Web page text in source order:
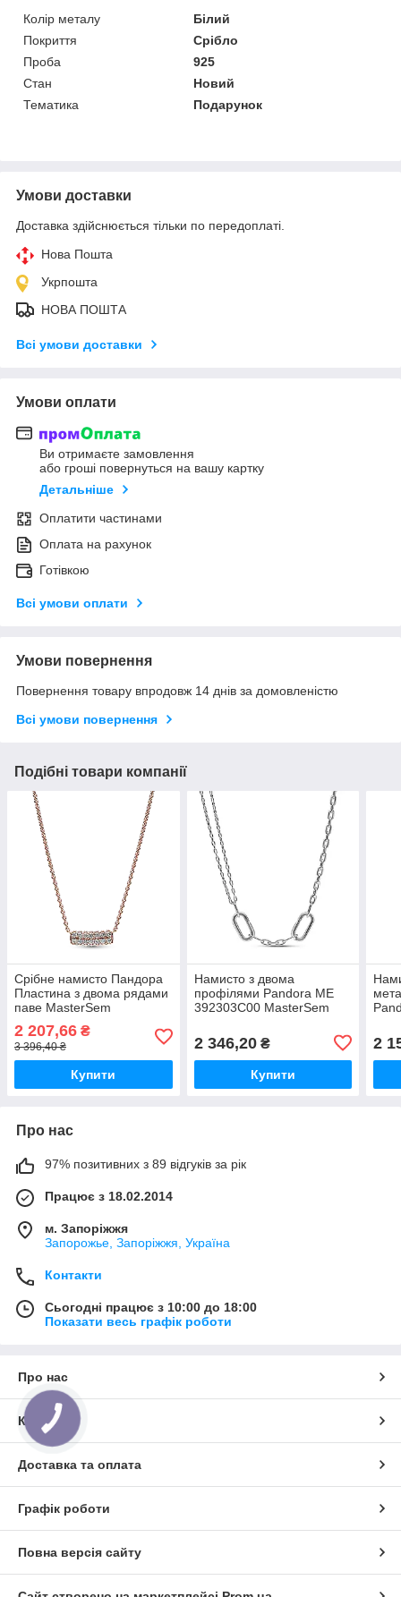
Колір металу
Білий
Покриття
Срібло
Проба
925
Стан
Новий
Тематика
Подарунок
Умови доставки
Доставка здійснюється тільки по передоплаті.
Нова Пошта
Укрпошта
НОВА ПОШТА
Всі умови доставки
Умови оплати
Ви отримаєте замовлення
або гроші повернуться на вашу картку
Детальніше
Оплатити частинами
Оплата на рахунок
Готівкою
Всі умови оплати
Умови повернення
Повернення товару впродовж 14 днів за домовленістю
Всі умови повернення
Подібні товари компанії
Срібне намисто Пандора
Пластина з двома рядами
паве MasterSem
2 207,66 ₴
3 396,40 ₴
Купити
Намисто з двома
профілями Pandora ME
392303C00 MasterSem
2 346,20₴
Купити
2
Про нас
97% позитивних з 89 відгуків за рік
Працює з 18.02.2014
м. Запоріжжя
Запорожье, Запоріжжя, Україна
Контакти
Сьогодні працює з 10:00 до 18:00
Показати весь графік роботи
Про нас
Контакти
Доставка та оплата
Графік роботи
Повна версія сайту
КНОПКА
ЗВ'ЯЗКУ